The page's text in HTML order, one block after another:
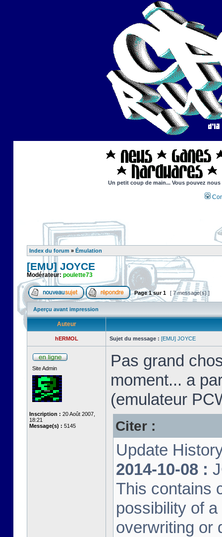
Un petit coup de main... Vous pouvez
Index du forum » Émulation
[EMU] JOYCE
Modérateur: poulette73
Page1sur1 [ 7 message(s) ]
Aperçu avant impression
Auteur
hERMOL Sujet du message : [EMU] JOYCE
Site Admin
Inscription : 20 Août 2007,
18:21
Message(s) : 5145
Pas grand
moment... a
(emulateur
Citer :
Update
2014-10-08 :
This contains
possibility of
overwriting or